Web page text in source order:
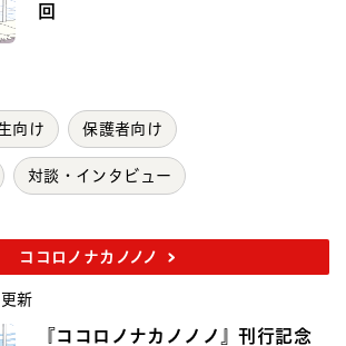
回
向け 保護者向け
対談・インタビュー
ココロノナカノノノ
新
『ココロノナカノノノ』刊行記念